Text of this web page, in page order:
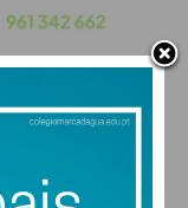
clear sky